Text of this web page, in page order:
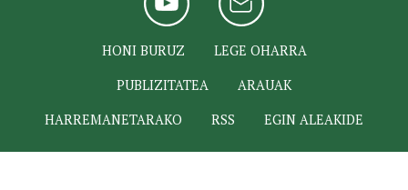
HONI BURUZ
LEGE OHARRA
PUBLIZITATEA
ARAUAK
HARREMANETARAKO
RSS EGIN ALEAKIDE